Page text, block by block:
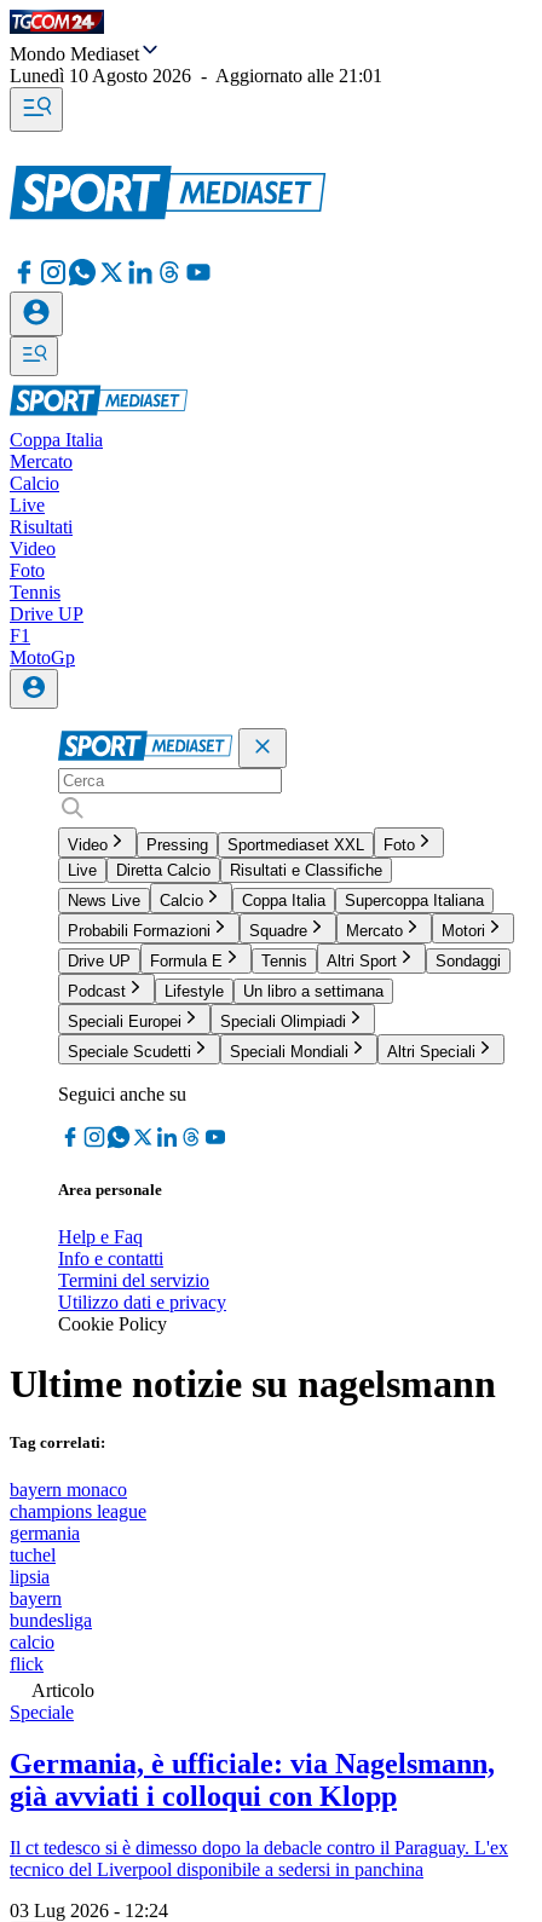
Mondo Mediaset
Lunedì 10 Agosto 2026 - Aggiornato alle 21:01
Coppa Italia
Mercato
Calcio
Live
Risultati
Video
Foto
Tennis
Drive UP
F1
MotoGp
Video Pressing Sportmediaset XXL
Foto
Live
Diretta Calcio
Risultati e Classifiche
News Live
Calcio Coppa Italia
Supercoppa Italiana
Probabili Formazioni
Squadre Mercato
Motori
Drive UP
Formula E Tennis Altri Sport
Sondaggi
Podcast
Lifestyle
Un libro a settimana
Speciali Europei
Speciali Olimpiadi
Speciale Scudetti
Speciali Mondiali Altri Speciali
Seguici anche su
Area personale
Help e Faq
Info e contatti
Termini del servizio
Utilizzo dati e privacy
Cookie Policy
Ultime notizie su nagelsmann
Tag correlati:
bayern monaco
champions league
germania
tuchel
lipsia
bayern
bundesliga
calcio
flick
Articolo
Speciale
Germania, è ufficiale: via Nagelsmann,
già avviati i colloqui con Klopp
Il ct tedesco si è dimesso dopo la debacle contro il Paraguay. L'ex
tecnico del Liverpool disponibile a sedersi in panchina
03 Lug 2026 - 12:24